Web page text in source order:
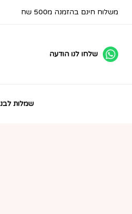
משלוח חינם בהזמנה מ500 שח
שלחו לנו הודעה
שמלות